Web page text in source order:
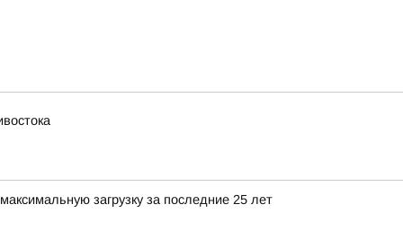
загрузку за последние 25 лет